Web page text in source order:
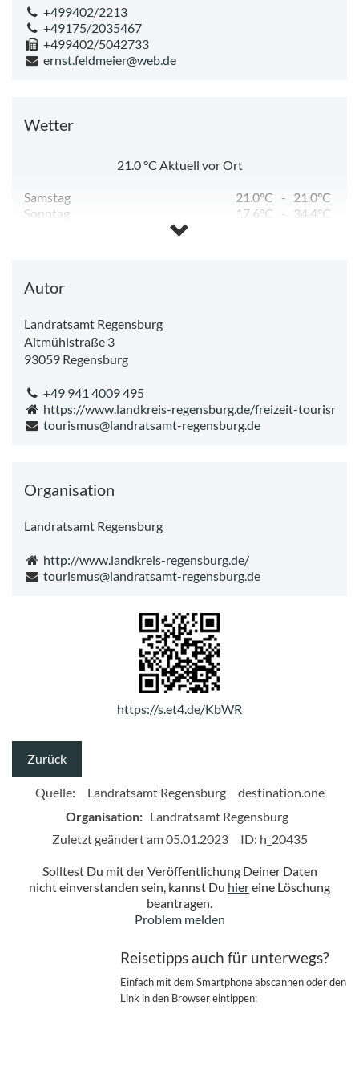
+499402/2213
+49175/2035467
+499402/5042733
ernst.feldmeier@web.de
Wetter
21.0°C Aktuell vor Ort
Samstag 21.0°C - 21.0°C
Sonntag
17.6°C -
34.4°C
Autor
Landratsamt Regensburg
Altmühlstraße 3
93059 Regensburg
+49 941 4009 495
https://www.landkreis-regensburg.de/freizeit-tourismus/
tourismus@landratsamt-regensburg.de
Organisation
Landratsamt Regensburg
http://www.landkreis-regensburg.de/
tourismus@landratsamt-regensburg.de
https://s.et4.de/KbWR
Zurück
Quelle: Landratsamt Regensburg
destination.one
Organisation: Landratsamt Regensburg
Zuletzt geändert am 05.01.2023
ID: h_20435
Solltest Du mit der Veröffentlichung Deiner Daten
nicht einverstanden sein, kannst Du hiereine Löschung
beantragen.
Problem melden
Reisetipps auch für unterwegs?
Einfach mit dem Smartphone abscannen oder den
Link in den Browser eintippen: